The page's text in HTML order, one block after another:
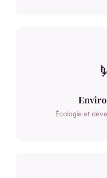
Écologie et